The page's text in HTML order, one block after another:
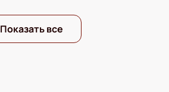
Показать все